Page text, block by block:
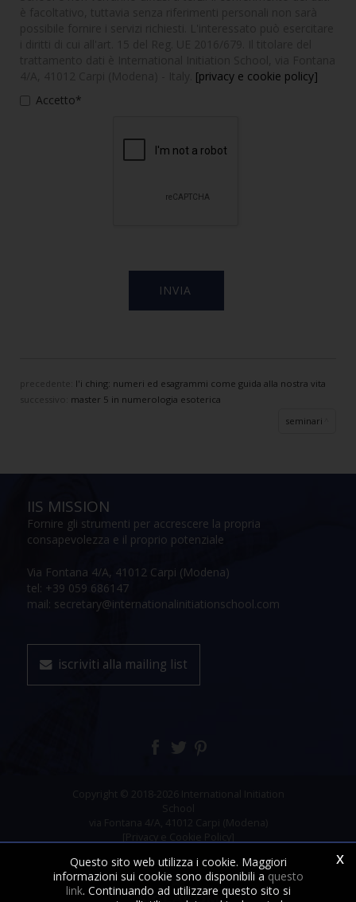
[privacy e cookie policy]
Accetto*
precedente: l'i ching: numeri ed esagrammi come guida alla nostra vita
master 5 in numerologia esoterica
seminari
IIS MISSION
Fornire gli strumenti per accrescere la propria
consapevolezza e il proprio potenziale
Via Fontana 4/A, 41012 Carpi (Modena)
tel: +39 059 686147
mail: secretary@internationalinitiationschool.com
iscriviti alla mailing list
Copyright © 2018-2026 International Initiation
School
via Fontana 4/A, 41012 Carpi (Modena)
[Privacy e Cookie Policy]
x
Questo sito web utilizza i cookie. Maggiori
informazioni sui cookie sono disponibili a questo
link. Continuando ad utilizzare questo sito si